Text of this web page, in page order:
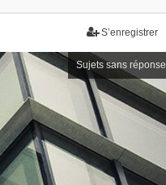
S’enregistrer
Sujets sans réponse